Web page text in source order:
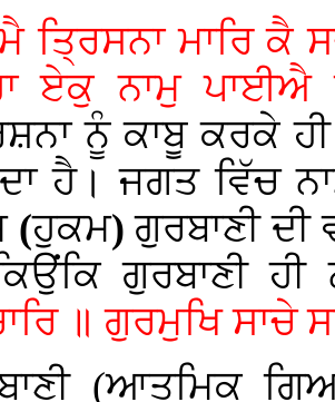
ਤ੍ਰਿਸਨਾ ਮਾਰਿ ਕੈ
ਏਕੁ ਨਾਮੁ
ਨੂੰ ਕਾਬੂ ਕਰਕੇ
ਹੈ। ਜਗਤ ਵਿੱਚ
(ਹੁਕਮ)ਗੁਰਬਾਣੀ ਦੀ
ਗੁਰਬਾਣੀ ਹੀ
॥ ਗੁਰਮੁਖਿ ਸਾਚੇ
(ਆਤਮਿਕ